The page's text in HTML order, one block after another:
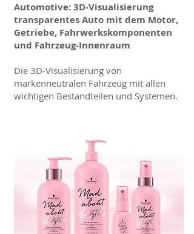
Automotive: 3D-Visualisierung
transparentes Auto mit dem Motor,
Getriebe, Fahrwerkskomponenten
und Fahrzeug-Innenraum
Die 3D-Visualisierung von
markenneutralen Fahrzeug mit allen
wichtigen Bestandteilen und Systemen.